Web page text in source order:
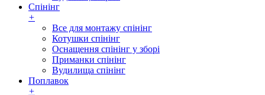
Спінінг
+
Все для монтажу спінінг
Котушки спінінг
Оснащення спінінг у зборі
Приманки спінінг
Вудилища спінінг
Поплавок
+